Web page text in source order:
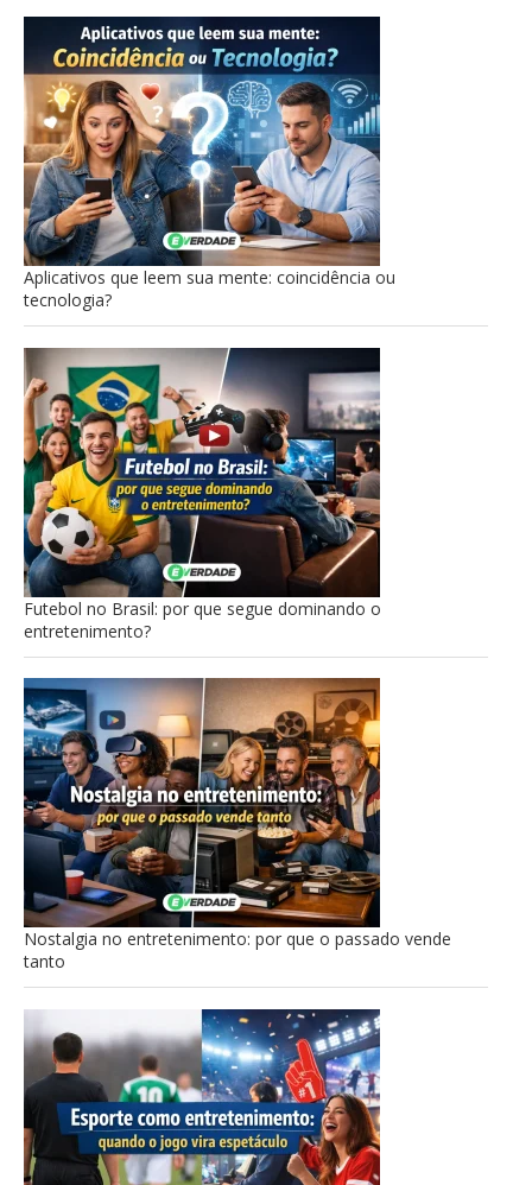
Aplicativos que leem sua mente: coincidência ou
tecnologia?
Futebol no Brasil: por que segue dominando o
entretenimento?
Nostalgia no entretenimento: por que o passado vende
tanto